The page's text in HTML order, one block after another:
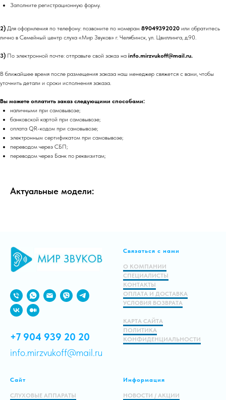
Заполните регистрационную форму.
2) Для оформления по телефону: позвоните по номерам 89049392020 или обратитесь
лично в Семейный центр слуха «Мир Звуков» г. Челябинск, ул. Цвиллинга, д.90.
3) По электронной почте: отправьте свой заказ на info.mirzvukoff@mail.ru.
В ближайшее время после размещения заказа наш менеджер свяжется с вами, чтобы
уточнить детали и сроки исполнения заказа.
Вы можете оплатить заказ следующими способами:
наличными при самовывозе;
банковской картой при самовывозе;
оплата QR-кодом при самовывозе;
электронным сертификатом при самовывозе;
переводом через СБП;
переводом через Банк по реквизитам;
Актуальные модели:
+7 904 939 20 20
info.mirzvukoff@mail.ru
Связаться с нами
О КОМПАНИИ
СПЕЦИАЛИСТЫ
КОНТАКТЫ
ОПЛАТА И ДОСТАВКА
УСЛОВИЯ ВОЗВРАТА
КАРТА САЙТА
ПОЛИТИКА
КОНФИДЕНЦИАЛЬНОСТИ
Сайт
СЛУХОВЫЕ АППАРАТЫ
Информация
НОВОСТИ / АКЦИИ